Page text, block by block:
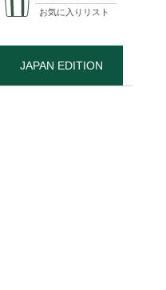
お気に入りリスト
JAPAN EDITION